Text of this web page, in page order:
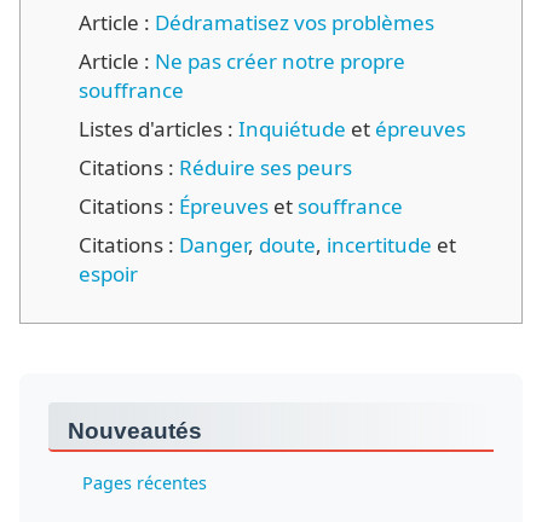
Article : Dédramatisez vos problèmes
Article : Ne pas créer notre propre
souffrance
Listes d'articles : Inquiétude et épreuves
Citations : Réduire ses peurs
Citations : Épreuves etsouffrance
Citations : Danger, doute, incertitude et
espoir
Nouveautés
Pages récentes